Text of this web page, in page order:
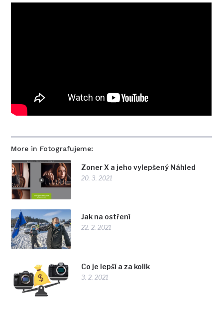
More in Fotografujeme:
Zoner X a jeho vylepšený Náhled
20. 3. 2021
Jak na ostření
22. 2. 2021
Co je lepší a za kolik
3. 2. 2021